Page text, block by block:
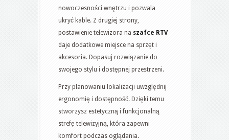
nowoczesności wnętrzu i pozwala
ukryć kable. Z drugiej strony,
postawienie telewizora na szafce RTV
daje dodatkowe miejsce na sprzęt i
akcesoria. Dopasuj rozwiązanie do
swojego stylu i dostępnej przestrzeni.
Przy planowaniu lokalizacji uwzględnij
ergonomię i dostępność. Dzięki temu
stworzysz estetyczną i funkcjonalną
strefę telewizyjną, która zapewni
komfort podczas oglądania.